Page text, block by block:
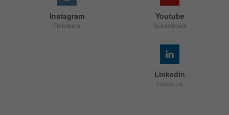
Youtube
Subscribers
Instagram
Followers
Linkedin
Follow us